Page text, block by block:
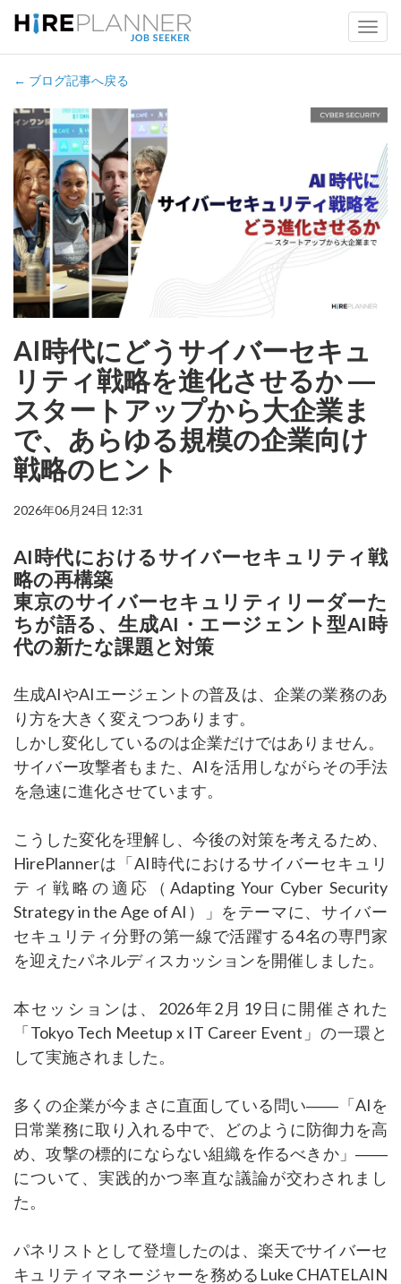
← ブログ記事へ戻る
AI時代にどうサイバーセキュ
リティ戦略を進化させるか ―
スタートアップから大企業ま
で、あらゆる規模の企業向け
戦略のヒント
2026年06月24日 12:31
AI時代におけるサイバーセキュリティ戦
略の再構築
東京のサイバーセキュリティリーダーた
ちが語る、生成AI・エージェント型AI時
代の新たな課題と対策
生成AIやAIエージェントの普及は、企業の業務のあ
り方を大きく変えつつあります。
しかし変化しているのは企業だけではありません。
サイバー攻撃者もまた、AIを活用しながらその手法
を急速に進化させています。
こうした変化を理解し、今後の対策を考えるため、
HirePlannerは「AI時代におけるサイバーセキュリ
ティ戦略の適応（Adapting Your Cyber Security
Strategy in the Age of AI）」をテーマに、サイバー
セキュリティ分野の第一線で活躍する4名の専門家
を迎えたパネルディスカッションを開催しました。
本セッションは、2026年2月19日に開催された
「Tokyo Tech Meetup x IT Career Event」の一環と
して実施されました。
多くの企業が今まさに直面している問い――「AIを
日常業務に取り入れる中で、どのように防御力を高
め、攻撃の標的にならない組織を作るべきか」――
について、実践的かつ率直な議論が交わされまし
た。
パネリストとして登壇したのは、楽天でサイバーセ
キュリティマネージャーを務めるLuke CHATELAIN